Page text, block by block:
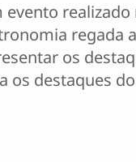
realizado
regada
os
os destaques